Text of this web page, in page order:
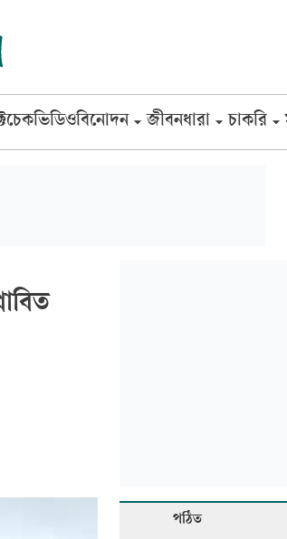
ভিডিওবিনোদন জীবনধারা চাকরি
পঠিত